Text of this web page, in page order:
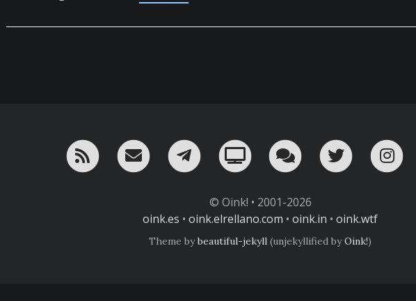
RSS ¡Mándame un email!
¡Nuestro canal en Telegram!
Oink! TV Charla conTwitter
© Oink! • 2001-2026
oink.es • oink.elrellano.com • oink.in • oink.wtf
Theme bybeautiful-jekyll (unjekyllified byOink!)